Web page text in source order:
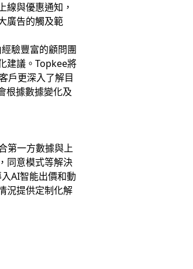
線與優惠通知，
廣告的觸及範
驗豐富的顧問團
建議。Topkee將
戶更深入了解目
根據數據變化及
第一方數據與上
同意模式等解決
AI智能出價和動
況提供定制化解